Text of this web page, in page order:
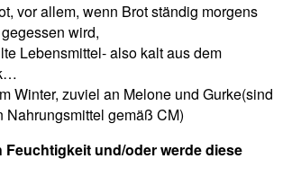
vor allem, wenn Brot ständig morgens
wird,
Lebensmittel- also kalt aus dem
Winter, zuviel an Melone und Gurke(sind
Nahrungsmittel gemäß CM)
Feuchtigkeit und/oder werde diese